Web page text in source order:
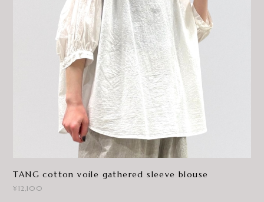
TANG cotton voile gathered sleeve blouse
¥12,100